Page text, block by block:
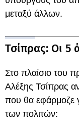
μεταξύ άλλων.
Τσίπρας: Οι 5
Στο πλαίσιο του
Αλέξης Τσίπρας
που θα εφάρμοζε
των πολιτών: